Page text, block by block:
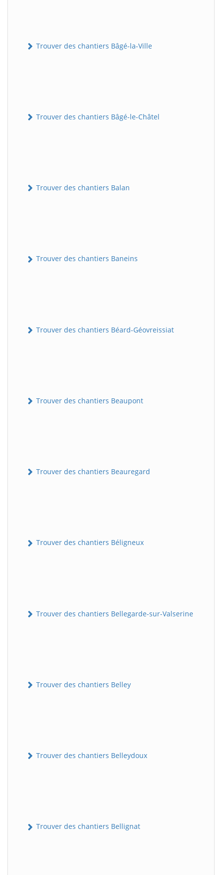
Trouver des chantiers Bâgé-la-Ville
Trouver des chantiers Bâgé-le-Châtel
Trouver des chantiers Balan
Trouver des chantiers Baneins
Trouver des chantiers Béard-Géovreissiat
Trouver des chantiers Beaupont
Trouver des chantiers Beauregard
Trouver des chantiers Béligneux
Trouver des chantiers Bellegarde-sur-Valserine
Trouver des chantiers Belley
Trouver des chantiers Belleydoux
Trouver des chantiers Bellignat